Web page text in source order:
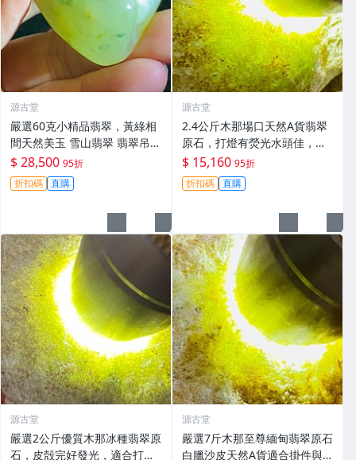
源古堂
嚴選60克小精品翡翠，黃綠相
間天然美玉 雪山翡翠 翡翠吊墜
天然石雕
$ 28,500 95折
折扣碼 直購
源古堂
2.4公斤木那場口天然A貨翡翠
原石，打燈有熒光水頭佳，適
合手鐲製作皮殼緊實，沙粒感
強。支持檢測可代加工 發碧 翡
翠 原石
$ 15,160 95折
折扣碼 直購
源古堂
嚴選2公斤優質木那冰種翡翠原
石，皮殻完好發光，適合打造
源古堂
嚴選7斤木那至尊緬甸翡翠原石
白臘沙皮天然A貨適合掛件與